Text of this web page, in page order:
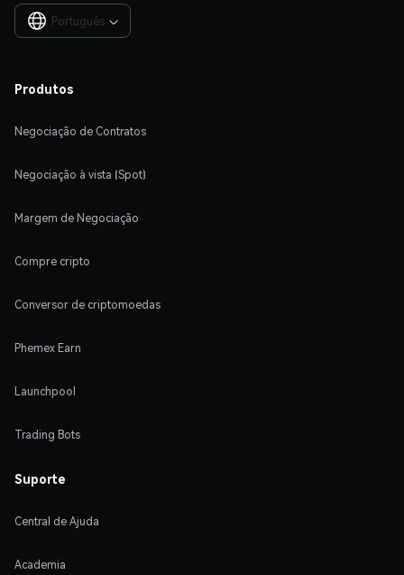
Português 
Produtos
Negociação de Contratos
Negociação à vista (Spot)
Margem de Negociação
Compre cripto
Conversor de criptomoedas
Phemex Earn
Launchpool
Trading Bots
Suporte
Central de Ajuda
Academia